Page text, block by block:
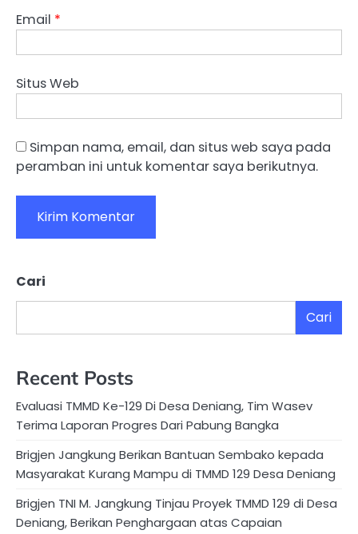
Email *
Situs Web
Simpan nama, email, dan situs web saya pada
peramban ini untuk komentar saya berikutnya.
Cari
Cari
Recent Posts
Evaluasi TMMD Ke-129 Di Desa Deniang, Tim Wasev
Terima Laporan Progres Dari Pabung Bangka
Brigjen Jangkung Berikan Bantuan Sembako kepada
Masyarakat Kurang Mampu di TMMD 129 Desa Deniang
Brigjen TNI M. Jangkung Tinjau Proyek TMMD 129 di Desa
Deniang, Berikan Penghargaan atas Capaian